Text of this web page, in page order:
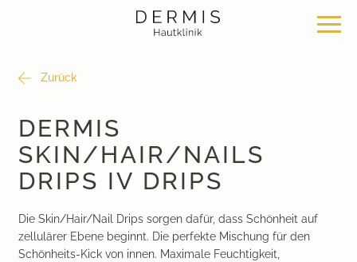
Zurück
DERMIS
SKIN/HAIR/NAILS
DRIPS IV DRIPS
Die Skin/Hair/Nail Drips sorgen dafür, dass Schönheit auf
zellulärer Ebene beginnt. Die perfekte Mischung für den
Schönheits-Kick von innen. Maximale Feuchtigkeit,
Dermatochirurgie
Klassische Dermatologie
Ästhetische Dermatologie
Hautklinik Zürich Seefeld
Hautklinik Zürich Bülach
Hautklinik Zürich Bachenbülach
Philosophie
News & Wissen
Team